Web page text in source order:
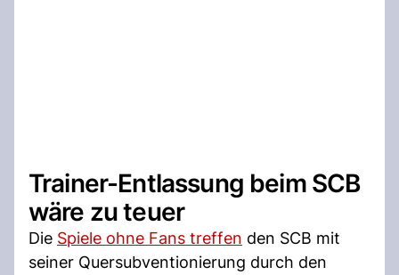
Trainer-Entlassung beim SCB
wäre zu teuer
Die Spiele ohne Fans treffen den SCB mit
seiner Quersubventionierung durch den